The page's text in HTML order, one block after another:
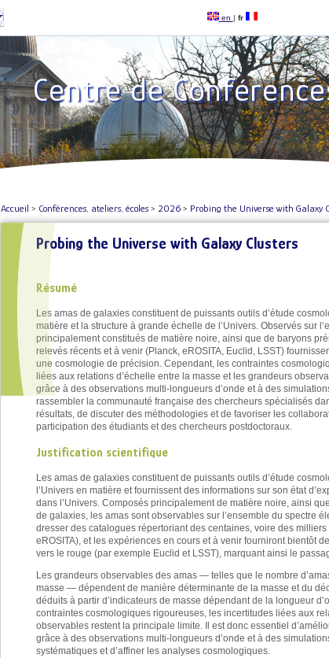
en | fr
Centre de
Accueil > Conférences, ateliers, écoles > 2026 > Probing the Universe with Galaxy
Probing the Universe with Galaxy Clusters
Résumé
Les amas de galaxies constituent de puissants outils d’étude
matière et la structure à grande échelle de l’Univers. Observés sur
principalement constitués de matière noire, ainsi que de baryons
relevés récents et à venir (Planck, eROSITA, Euclid, LSST)
une cosmologie de précision. Cependant, les contraintes
liées aux relations d’échelle entre la masse et les grandeurs
grâce à des observations multi-longueurs d’onde et à des
rassembler la communauté française des chercheurs spécialisés
résultats, de discuter des méthodologies et de favoriser les
participation des étudiants et des chercheurs postdoctoraux.
Justification scientifique
Les amas de galaxies constituent de puissants outils d’étude
l’Univers en matière et fournissent des informations sur son état
dans l’Univers. Composés principalement de matière noire, ainsi
de galaxies, les amas sont observables sur l’ensemble du spectre
dresser des catalogues répertoriant des centaines, voire des milliers
eROSITA), et les expériences en cours et à venir fourniront bientôt
vers le rouge (par exemple Euclid et LSST), marquant ainsi le
Les grandeurs observables des amas — telles que le nombre
masse — dépendent de manière déterminante de la masse et du
déduits à partir d’indicateurs de masse dépendant de la longueur
contraintes cosmologiques rigoureuses, les incertitudes liées aux
observables restent la principale limite. Il est donc essentiel
grâce à des observations multi-longueurs d’onde et à des
systématiques et d’affiner les analyses cosmologiques.